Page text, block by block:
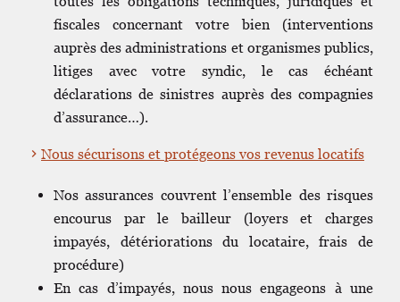
fiscales concernant votre bien (interventions
auprès des administrations et organismes publics,
litiges avec votre syndic, le cas échéant
déclarations de sinistres auprès des compagnies
d’assurance…).
Nous sécurisons et protégeons vos revenus locatifs
Nos assurances couvrent l’ensemble des risques
encourus par le bailleur (loyers et charges
impayés, détériorations du locataire, frais de
procédure)
En cas d’impayés, nous nous engageons à une